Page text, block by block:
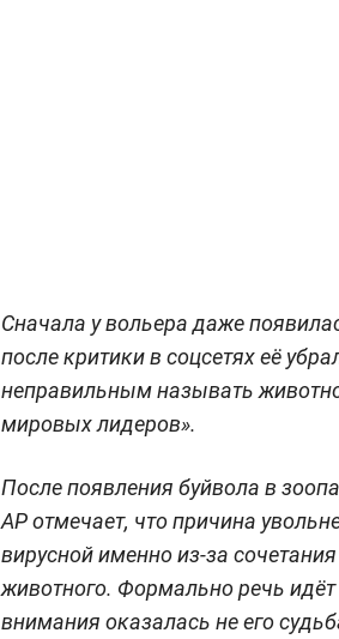
Сначала у вольера даже
после критики в соцсетях её
неправильным называть
мировых лидеров».
После появления буйвола в
AP отмечает, что причина
вирусной именно из-за
животного. Формально речь
внимания оказалась не его